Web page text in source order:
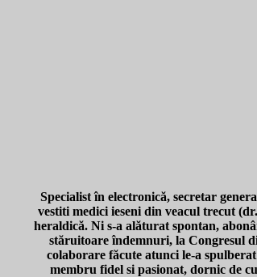
Specialist în electronică, secretar
vestiti medici ieseni din veacul trecut
heraldică. Ni s-a alăturat spontan,
stăruitoare îndemnuri, la Congresul
colaborare făcute atunci le-a
membru fidel si pasionat, dornic de